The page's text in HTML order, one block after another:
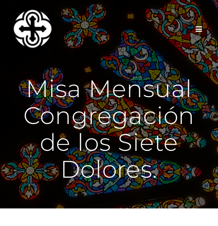
Misa Mensual
Congregación
de los Siete
Dolores.